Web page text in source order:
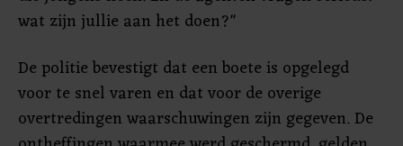
wat zijn jullie aan het doen?"
De politie bevestigt dat een boete is opgelegd
voor te snel varen en dat voor de overige
overtredingen waarschuwingen zijn gegeven. De